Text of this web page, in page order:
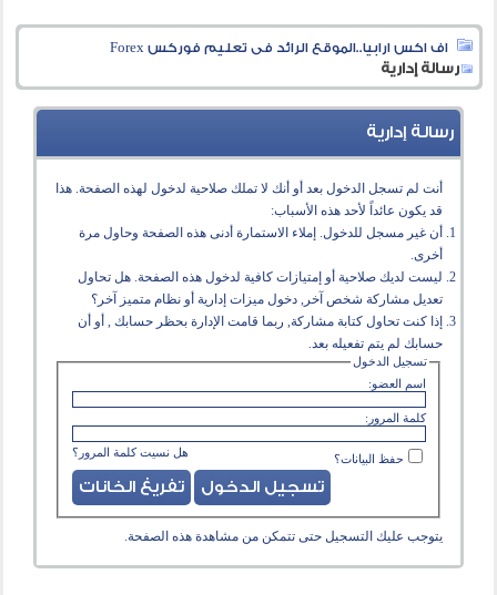
اف اكس ارابيا..الموقع الرائد فى تعليم فوركس Forex
رسالة إدارية
رسالة إدارية
أنت لم تسجل الدخول بعد أو أنك لا تملك صلاحية لدخول لهذه الصفحة. هذا
قد يكون عائداً لأحد هذه الأسباب:
أن غير مسجل للدخول. إملاء الاستمارة أدنى هذه الصفحة وحاول مرة
أخرى.
ليست لديك صلاحية أو إمتيازات كافية لدخول هذه الصفحة. هل تحاول
تعديل مشاركة شخص آخر, دخول ميزات إدارية أو نظام متميز آخر؟
إذا كنت تحاول كتابة مشاركة, ربما قامت الإدارة بحظر حسابك , أو أن
حسابك لم يتم تفعيله بعد.
تسجيل الدخول
اسم العضو:
كلمة المرور:
هل نسيت كلمة المرور؟ حفظ البيانات؟
يتوجب عليك التسجيل حتى تتمكن من مشاهدة هذه الصفحة.